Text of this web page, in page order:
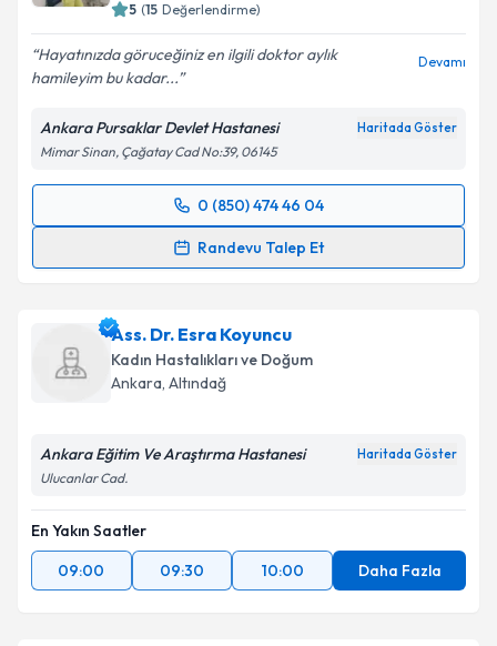
5 (15 Değerlendirme)
Hayatınızda göruceğiniz en ilgili doktor aylık
hamileyim bu kadar...
Devamı
Ankara Pursaklar Devlet Hastanesi Haritada Göster
Mimar Sinan, Çağatay Cad No:39, 06145
0 (850) 474 46 04
Randevu Talep Et
Randevu Takvimi Talebi
takvim hazırlandığında e-posta ile bilgilendireceğiz.
E-posta Adresiniz
Kişisel verilerimin işlenmesine ilişkin
Metni'ni okudum ve kişisel verilerimin belirtilen
kapsamda işlenmesini kabul ediyorum.
Ass. Dr. Esra Koyuncu
Kadın Hastalıkları ve Doğum
Ankara, Altındağ
Ankara Eğitim Ve Araştırma Hastanesi Haritada Göster
Ulucanlar Cad.
En Yakın Saatler
09:00
09:30 10:00 Daha Fazla